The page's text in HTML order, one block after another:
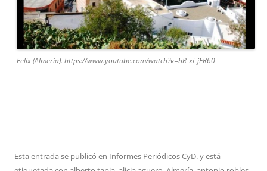
Felix (Almería). https://www.youtube.com/watch?v=bR-xi_jER60
Esta entrada se publicó en Informes Periódicos CyD.y está